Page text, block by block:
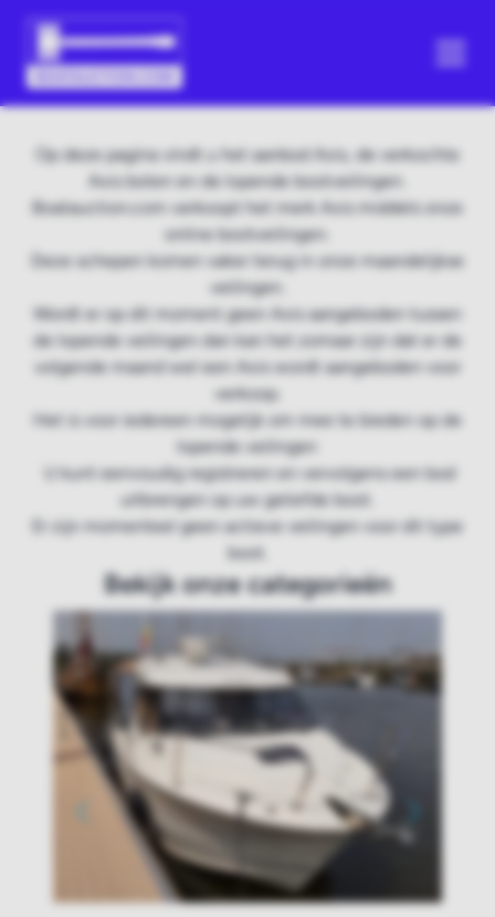
Op deze pagina vindt u het aanbod Axis, de verkochte
Axis boten en de lopende bootveilingen.
Boatauction.com verkoopt het merk Axis middels onze
online bootveilingen.
Deze schepen komen vaker terug in onze maandelijkse
veilingen.
Wordt er op dit moment geen Axis aangeboden tussen
de lopende veilingen dan kan het zomaar zijn dat er de
volgende maand wel een Axis wordt aangeboden voor
verkoop.
Het is voor iedereen mogelijk om mee te bieden op de
lopende veilingen
U kunt eenvoudig registreren en vervolgens een bod
uitbrengen op uw geliefde boot.
Er zijn momenteel geen actieve veilingen voor dit type
boot.
Bekijk onze categorieën